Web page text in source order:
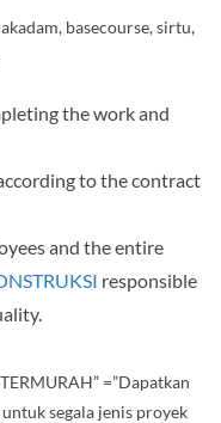
basecourse, sirtu,
the work and
to the contract
and the entire
responsible
=”Dapatkan
segala jenis proyek